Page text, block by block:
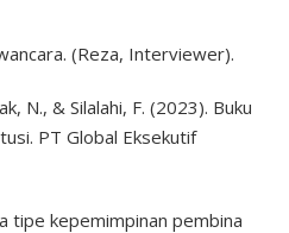
(Reza, Interviewer).
N., & Silalahi, F. (2023). Buku
PT Global Eksekutif
tipe kepemimpinan pembina